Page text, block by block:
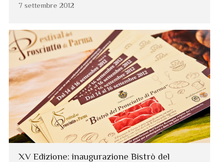
7 settembre 2012
XV Edizione: inaugurazione Bistrò del